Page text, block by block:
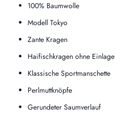
100% Baumwolle
Modell Tokyo
Zante Kragen
Haifischkragen ohne Einlage
Klassische Sportmanschette
Perlmuttknöpfe
Gerundeter Saumverlauf